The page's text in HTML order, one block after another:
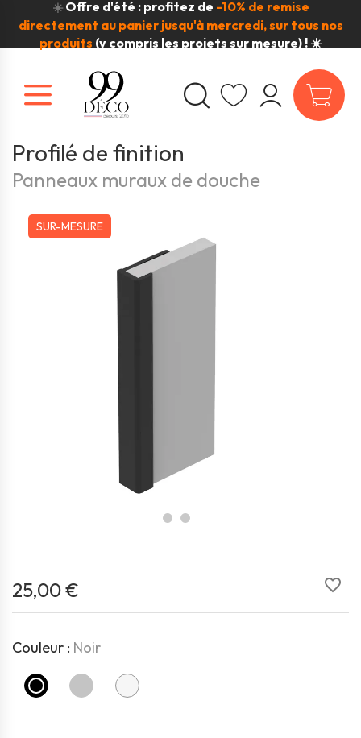
☀️ Offre d'été : profitez de -10% de remise
directement au panier jusqu'à mercredi, sur tous nos
produits (y compris les projets sur mesure) ! ☀️
Profilé de finition
Panneaux muraux de douche
SUR-MESURE
favorite_border
25,00 €
Couleur : Noir
Noir Gris Blanc